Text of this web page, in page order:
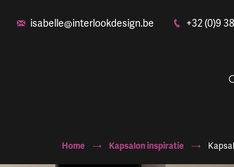
isabelle@interlookdesign.be +32 (0)9
Home Kapsalon inspiratie